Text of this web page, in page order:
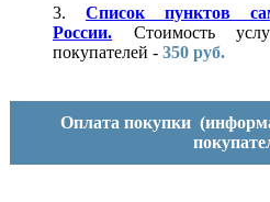
3. Список пунктов
России.
Стоимость
покупателей - 350 руб.
Оплата покупки